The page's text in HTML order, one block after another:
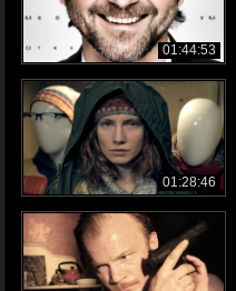
01:44:53
01:28:46